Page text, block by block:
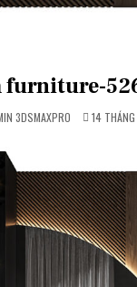
furniture-
3DSMAXPRO 14